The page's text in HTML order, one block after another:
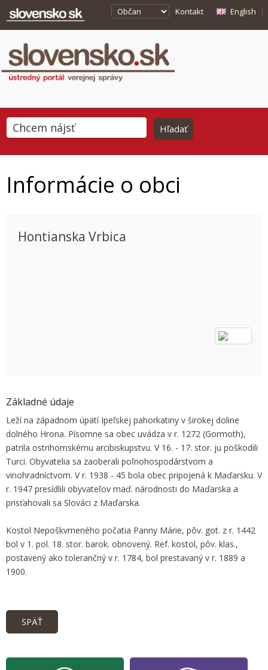
Kontakt English
Informácie o obci
Hontianska Vrbica
Základné údaje
Leží na západnom úpätí Ipeľskej pahorkatiny v širokej doline
dolného Hrona. Písomne sa obec uvádza v r. 1272 (Gormoth),
patrila ostrihomskému arcibiskupstvu. V 16. - 17. stor. ju poškodili
Turci. Obyvatelia sa zaoberali poľnohospodárstvom a
vinohradníctvom. V r. 1938 - 45 bola obec pripojená k Maďarsku. V
r. 1947 presídlili obyvateľov maď. národnosti do Maďarska a
prisťahovali sa Slováci z Maďarska.
Kostol Nepoškvrneného počatia Panny Márie, pôv. got. z r. 1442
bol v 1. pol. 18. stor. barok. obnovený. Ref. kostol, pôv. klas.,
postavený ako tolerančný v r. 1784, bol prestavaný v r. 1889 a
1900.
SPÄŤ